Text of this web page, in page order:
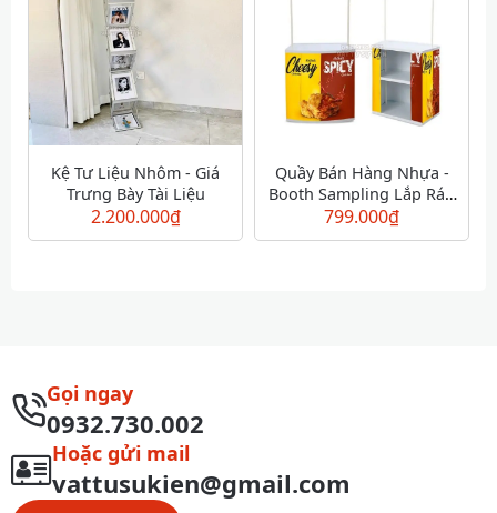
Kệ Tư Liệu Nhôm - Giá
Trưng Bày Tài Liệu
2.200.000₫
Quầy Bán Hàng Nhựa -
Booth Sampling Lắp Ráp
Di Động
799.000₫
Gọi ngay
0932.730.002
Hoặc gửi mail
vattusukien@gmail.com